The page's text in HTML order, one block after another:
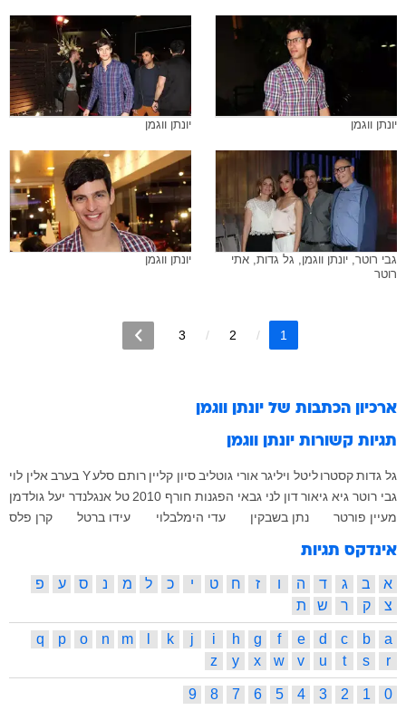
יונתן ווגמן יונתן ווגמן
גבי רוטר, יונתן ווגמן, גל גדות, אתי
רוטר
יונתן ווגמן
1
2
3
ארכיון הכתבות של יונתן ווגמן
תגיות קשורות יונתן ווגמן
גל גדותקסטרו ליטל ויליגר אורי גוטליב סיון קליין רותם סלעY בערב
אלין לוי
גבי רוטר גיא גיאור דון לני גבאי הפגנות חורף 2010 טל אנגלנדר יעל גולדמן
מעיין פורטר
נתן בשבקין עדי הימלבלוי עידו ברטל קרן פלס
אינדקס תגיות
א ב ג ד ה ו ז ח ט י כ ל מ נ ס ע
פ
צ
ק ר ש ת
a
b
c
d
e
f
g
h
i
j
k
m
n
o
p
q
r
s
t
u
v
w
x
y
z
0
1
2
3
4
5
6
7
8
9